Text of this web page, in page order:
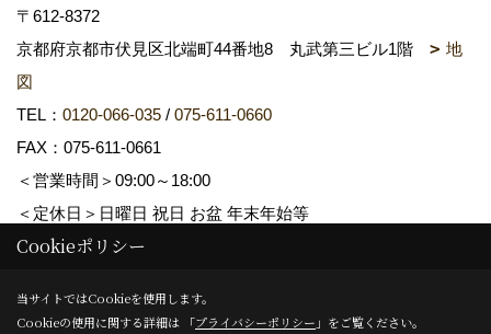
〒612-8372
京都府京都市伏見区北端町44番地8 丸武第三ビル1階
地
図
TEL： 0120-066-035 / 075-611-0660
FAX：075-611-0661
＜営業時間＞09:00～18:00
＜定休日＞日曜日 祝日 お盆 年末年始等
Copyright (c) ONESTAR All Rights Reserved.
Produced byゴデスクリエイト
Cookieポリシー
当サイトではCookieを使用します。
Cookieの使用に関する詳細は 「プライバシーポリシー 」をご覧ください。